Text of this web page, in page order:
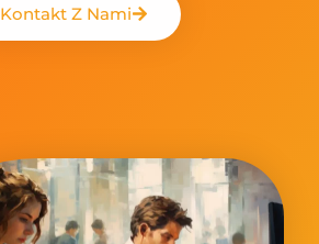
Kontakt Z Nami